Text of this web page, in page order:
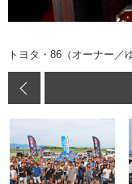
トヨタ・86（オーナー／